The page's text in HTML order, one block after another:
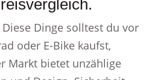
Dinge solltest du vor
oder E-Bike kaufst,
Markt bietet unzählige